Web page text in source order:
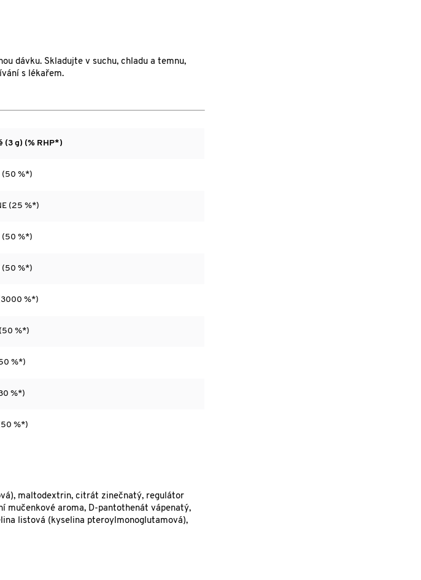
dávku. Skladujte v suchu, chladu a temnu,
s lékařem.
(3 g) (% RHP*)
(50 %*)
(25 %*)
(50 %*)
(50 %*)
%*)
%*)
%*)
%*)
%*)
maltodextrin, citrát zinečnatý, regulátor
aroma, D-pantothenát vápenatý,
listová (kyselina pteroylmonoglutamová),